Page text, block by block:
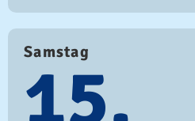
Samstag
15.